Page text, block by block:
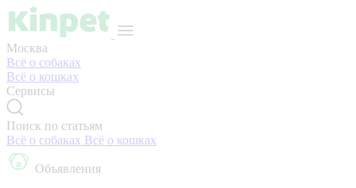
Москва
Всё о собаках
Всё о кошках
Сервисы
Поиск по статьям
Всё о собаках Всё о кошках
Объявления